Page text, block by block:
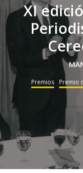
XI
Premios
Premio